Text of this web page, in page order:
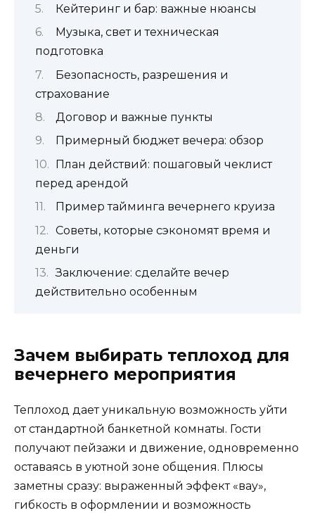
Кейтеринг и бар: важные нюансы
Музыка, свет и техническая
подготовка
Безопасность, разрешения и
страхование
Договор и важные пункты
Примерный бюджет вечера: обзор
План действий: пошаговый чеклист
перед арендой
Пример тайминга вечернего круиза
Советы, которые сэкономят время и
деньги
Заключение: сделайте вечер
действительно особенным
Зачем выбирать теплоход для
вечернего мероприятия
Теплоход дает уникальную возможность уйти
от стандартной банкетной комнаты. Гости
получают пейзажи и движение, одновременно
оставаясь в уютной зоне общения. Плюсы
заметны сразу: выраженный эффект «вау»,
гибкость в оформлении и возможность